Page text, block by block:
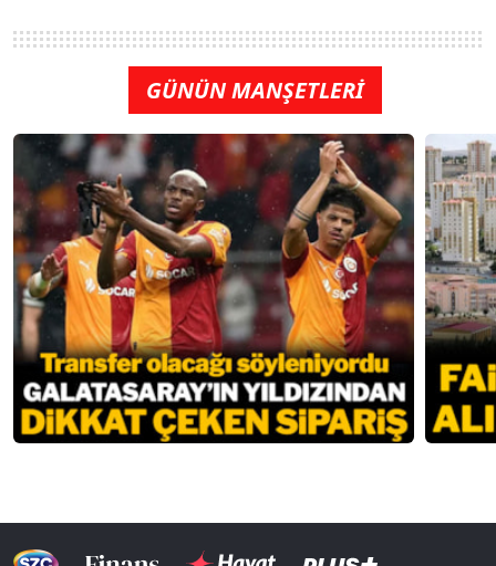
GÜNÜN MANŞETLERİ